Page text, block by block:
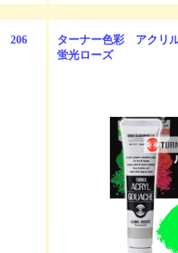
206
ターナー色彩 アクリ
蛍光ローズ